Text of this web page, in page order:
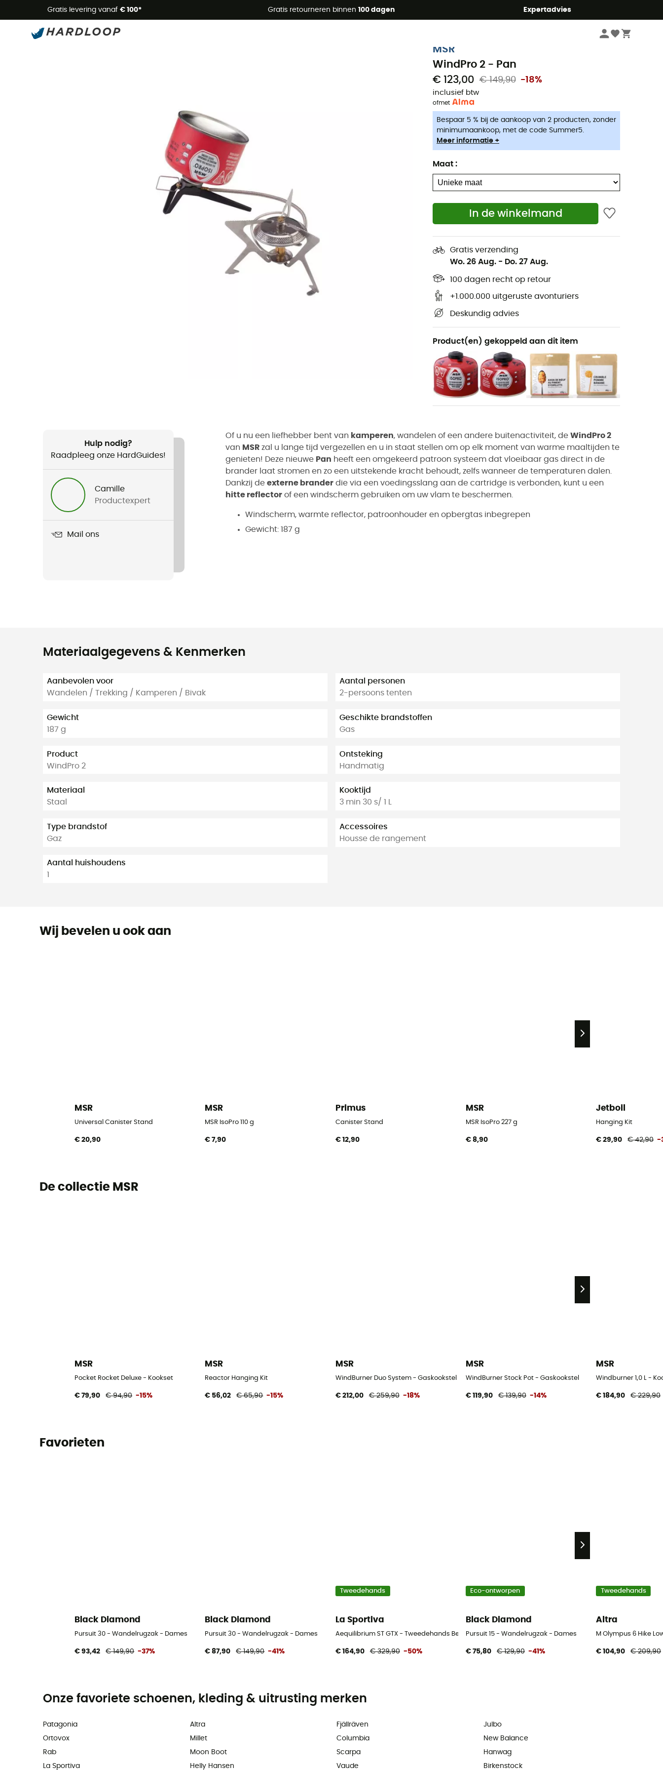
Gratis levering vanaf € 100* Gratis retourneren binnen 100 dagen Expertadvies
Zomeraanbiedingen 🔥 -5% EXTRA vanaf 2 producten* met code Summer5
Camping Branders & Kooktoestel
MSR
WindPro 2 - Pan
€ 123,00 € 149,90 -18%
inclusief btw
ofmet
Bespaar 5 % bij de aankoop van 2 producten, zonder
minimumaankoop, met de code Summer5.
Meer informatie +
Maat :
In de winkelmand
Gratis verzending
Wo. 26 Aug. - Do. 27 Aug.
100 dagen recht op retour
+1.000.000 uitgeruste avonturiers
Deskundig advies
Product(en) gekoppeld aan dit item
Hulp nodig?
Raadpleeg onze HardGuides!
Camille
Productexpert
Mail ons
Of u nu een liefhebber bent van kamperen, wandelen of een andere buitenactiviteit, de WindPro 2
van MSR zal u lange tijd vergezellen en u in staat stellen om op elk moment van warme maaltijden te
genieten! Deze nieuwe Pan heeft een omgekeerd patroon systeem dat vloeibaar gas direct in de
brander laat stromen en zo een uitstekende kracht behoudt, zelfs wanneer de temperaturen dalen.
Dankzij de externe brander die via een voedingsslang aan de cartridge is verbonden, kunt u een
hitte reflector of een windscherm gebruiken om uw vlam te beschermen.
Windscherm, warmte reflector, patroonhouder en opbergtas inbegrepen
Gewicht: 187 g
Materiaalgegevens & Kenmerken
Aanbevolen voor
Wandelen / Trekking / Kamperen / Bivak
Gewicht
187 g
Product
WindPro 2
Materiaal
Staal
Type brandstof
Gaz
Aantal huishoudens
1
Aantal personen
2-persoons tenten
Geschikte brandstoffen
Gas
Ontsteking
Handmatig
Kooktijd
3 min 30 s/ 1 L
Accessoires
Housse de rangement
Wij bevelen u ook aan
MSR
Universal Canister Stand
€ 20,90
MSR
MSR IsoPro 110 g
€ 7,90
Primus
Canister Stand
€ 12,90
MSR
MSR IsoPro 227 g
€ 8,90
Jetboil
Hanging Kit
€ 29,90 € 42,90 -
De collectie MSR
MSR
Pocket Rocket Deluxe - Kookset
€ 79,90 € 94,90 -15%
MSR
Reactor Hanging Kit
€ 56,02 € 65,90 -15%
MSR
WindBurner Duo System - Gaskookstel
€ 212,00 € 259,90 -18%
MSR
WindBurner Stock Pot - Gaskookstel
€ 119,90 € 139,90 -14%
MSR
Windburner 1,0 L -
€ 184,90 € 229,90
Favorieten
Black Diamond
Pursuit 30 - Wandelrugzak - Dames
€ 93,42 € 149,90 -37%
Black Diamond
Pursuit 30 - Wandelrugzak - Dames
€ 87,90 € 149,90 -41%
Tweedehands
La Sportiva
Aequilibrium ST GTX - Tweedehands Bergschoenen - Heren - Zwart - 43.5
€ 164,90 € 329,90 -50%
Eco-ontworpen
Black Diamond
Pursuit 15 - Wandelrugzak - Dames
€ 75,80 € 129,90 -41%
Tweedehands
Altra
M Olympus 6 Hike
€ 104,90 € 209,90
Onze favoriete schoenen, kleding & uitrusting merken
Patagonia
Ortovox
Rab
La Sportiva
Altra
Millet
Moon Boot
Helly Hansen
Fjällräven
Columbia
Scarpa
Vaude
Julbo
New Balance
Hanwag
Birkenstock